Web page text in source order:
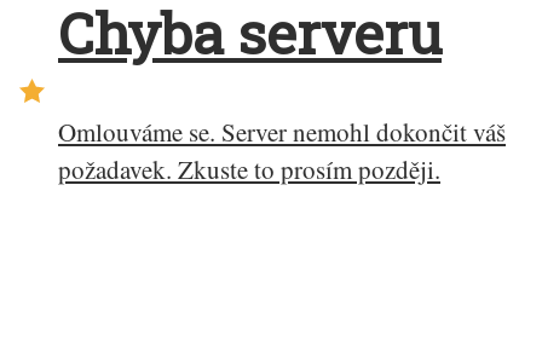
Chyba serveru
Omlouváme se. Server nemohl dokončit váš
požadavek. Zkuste to prosím později.